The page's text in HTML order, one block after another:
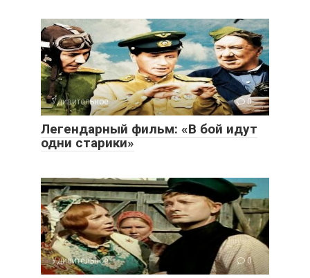
Удивительное 0
Легендарный фильм: «В бой идут
одни старики»
Удивительное 0